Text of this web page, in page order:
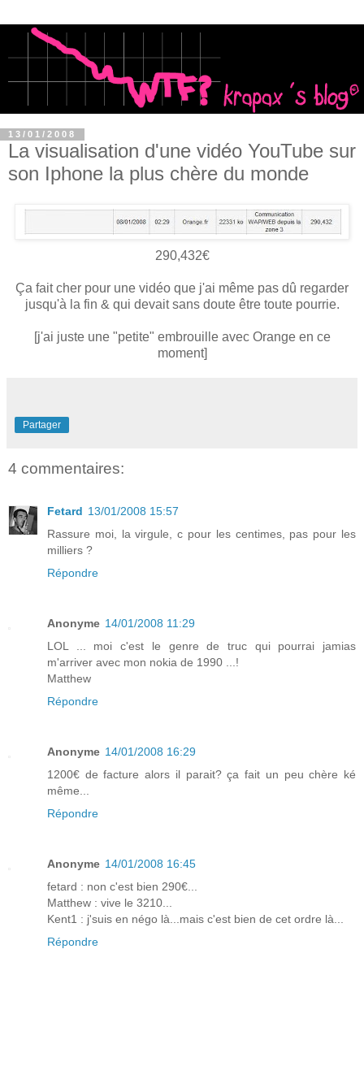
13/01/2008
La visualisation d'une vidéo YouTube sur
son Iphone la plus chère du monde
290,432€
Ça fait cher pour une vidéo que j'ai même pas dû regarder
jusqu'à la fin & qui devait sans doute être toute pourrie.
[j'ai juste une "petite" embrouille avec Orange en ce
moment]
Partager
4 commentaires:
Fetard 13/01/2008 15:57
Rassure moi, la virgule, c pour les centimes, pas pour les
milliers ?
Répondre
Anonyme 14/01/2008 11:29
LOL ... moi c'est le genre de truc qui pourrai jamias
m'arriver avec mon nokia de 1990 ...!
Matthew
Répondre
Anonyme 14/01/2008 16:29
1200€ de facture alors il parait? ça fait un peu chère ké
même...
Répondre
Anonyme 14/01/2008 16:45
fetard : non c'est bien 290€...
Matthew : vive le 3210...
Kent1 : j'suis en négo là...mais c'est bien de cet ordre là...
Répondre